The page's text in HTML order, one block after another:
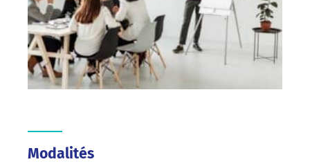
Modalités